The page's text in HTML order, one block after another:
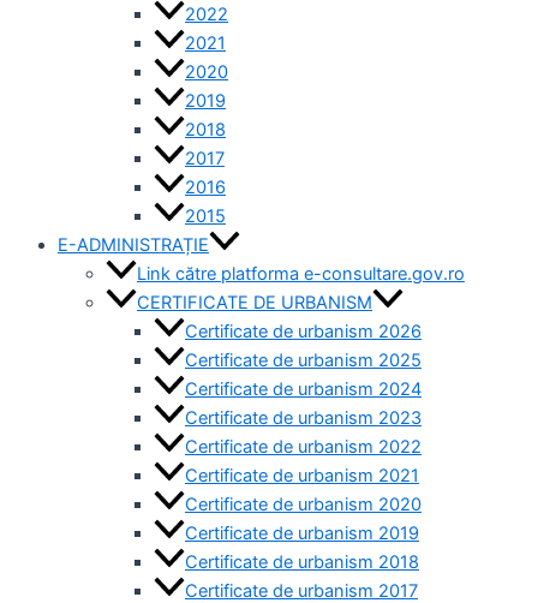
2022
2021
2020
2019
2018
2017
2016
2015
E-ADMINISTRAȚIE
Link către platforma e-consultare.gov.ro
CERTIFICATE DE URBANISM
Certificate de urbanism 2026
Certificate de urbanism 2025
Certificate de urbanism 2024
Certificate de urbanism 2023
Certificate de urbanism 2022
Certificate de urbanism 2021
Certificate de urbanism 2020
Certificate de urbanism 2019
Certificate de urbanism 2018
Certificate de urbanism 2017